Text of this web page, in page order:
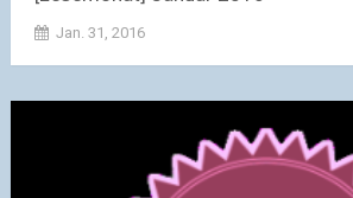
Jan. 31, 2016